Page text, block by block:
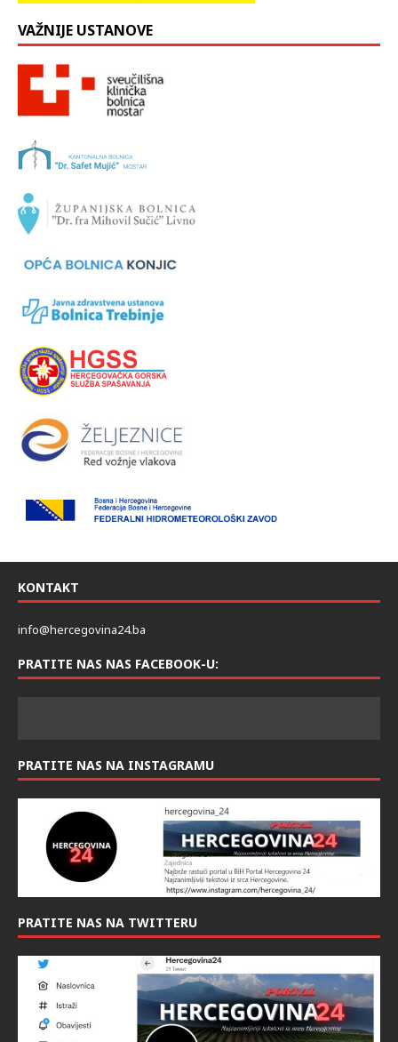
VAŽNIJE USTANOVE
KONTAKT
info@hercegovina24.ba
PRATITE NAS NAS FACEBOOK-U:
PRATITE NAS NA INSTAGRAMU
PRATITE NAS NA TWITTERU